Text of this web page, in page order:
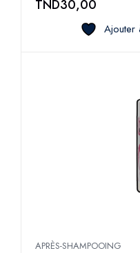
TND30,00
Ajouter
APRÈS-SHAMPOOING